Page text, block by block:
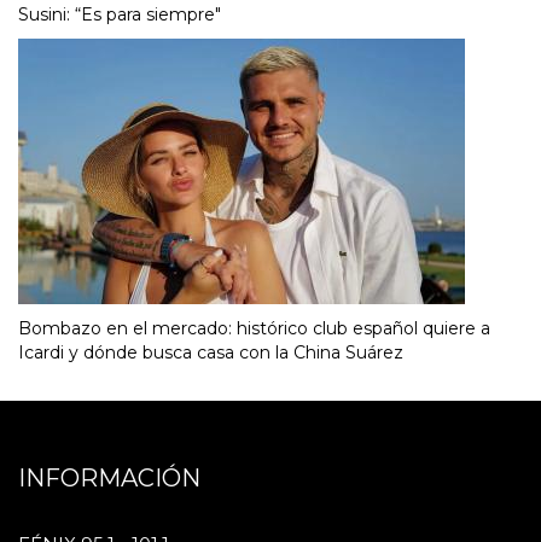
Susini: “Es para siempre"
Bombazo en el mercado: histórico club español quiere a
Icardi y dónde busca casa con la China Suárez
INFORMACIÓN